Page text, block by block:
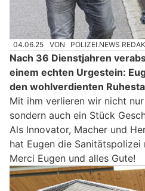
04.06.25 VON POLIZEI.NEWS
Nach 36 Dienstjahren
einem echten Urgestein:
den wohlverdienten
Mit ihm verlieren wir nicht
sondern auch ein Stück
Als Innovator, Macher und
hat Eugen die
Merci Eugen und alles Gute!